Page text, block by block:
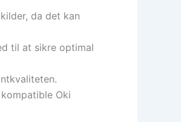
da det kan
til at sikre optimal
Oki